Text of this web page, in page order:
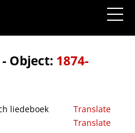
Object: 1874-
liedeboek
Translate
Translate